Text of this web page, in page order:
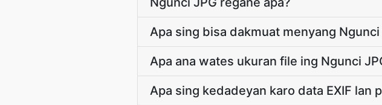
Apa sing bisa dakmuat menyang Ngunci
Apa ana wates ukuran file ing Ngunci
Apa sing kedadeyan karo data EXIF lan